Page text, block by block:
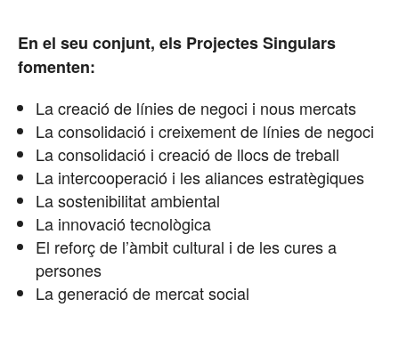
En el seu conjunt, els Projectes Singulars
fomenten:
La creació de línies de negoci i nous mercats
La consolidació i creixement de línies de negoci
La consolidació i creació de llocs de treball
La intercooperació i les aliances estratègiques
La sostenibilitat ambiental
La innovació tecnològica
El reforç de l’àmbit cultural i de les cures a
persones
La generació de mercat social